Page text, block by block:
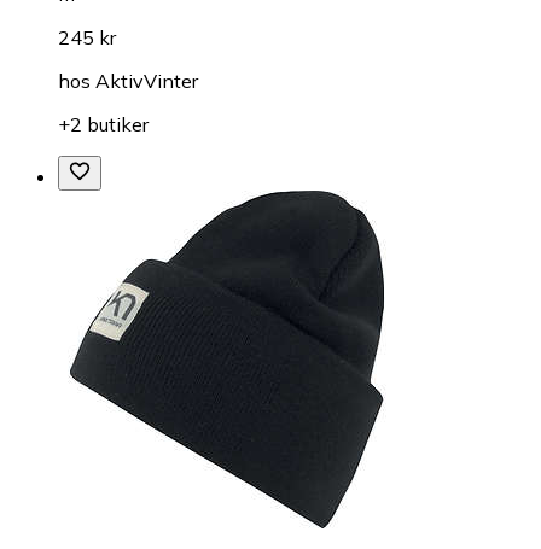
245 kr
hos AktivVinter
+2 butiker